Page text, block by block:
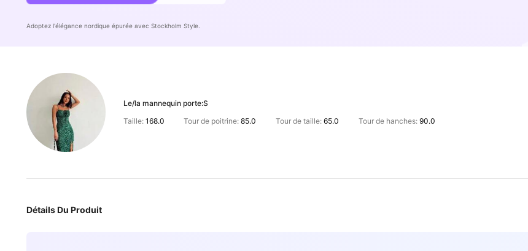
Adoptez l'élégance nordique épurée avec Stockholm Style.
Le/la mannequin porte:S
Taille: 168.0 Tour de poitrine:85.0 Tour de taille: 65.0 Tour de hanches: 90.0
Détails Du Produit